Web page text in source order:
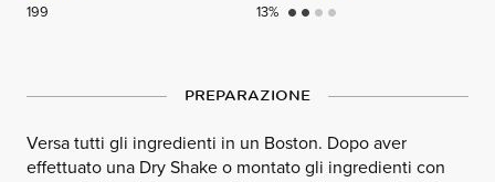
199 13% circle circle circle circle
PREPARAZIONE
Versa tutti gli ingredienti in un Boston. Dopo aver
effettuato una Dry Shake o montato gli ingredienti con